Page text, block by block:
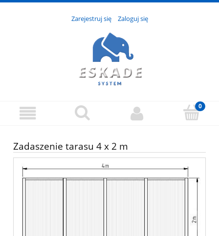
Zarejestruj się Zaloguj się
Zadaszenie tarasu 4 x 2 m